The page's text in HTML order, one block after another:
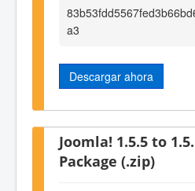
a3
Descargar ahora
Joomla! 1.5.5 to
Package (.zip)